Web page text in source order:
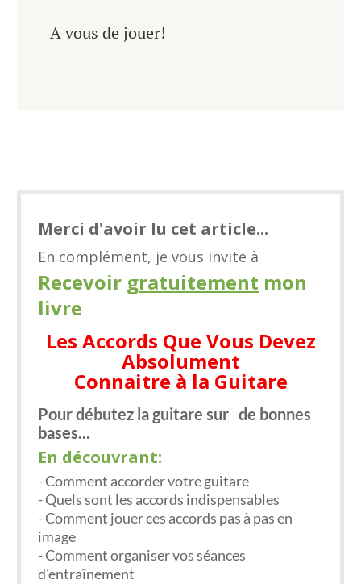
A vous de jouer!
Merci d'avoir lu cet article...
En complément, je vous invite à
​Recevoir gratuitement mon
livre​
Les Accords Que Vous Devez
Absolument
Connaitre à la Guitare
​Pour débutez la guitare sur de​ bonnes
bases...
En découvrant:
- ​​​Comment accorder votre guitare
​- Quels sont les accords indispensables
​- Comment jouer ces accords pas à pas en
image
​- Comment organiser vos séances
d'entraînement